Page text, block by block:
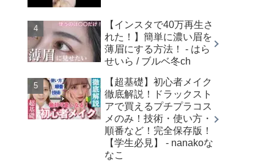
【インスタで40万再生さ
れた！】簡単に濃い眉を
薄眉にする方法！ - はら
せいら / ブルベ冬ch
【超基礎】初心者メイク
徹底解説！ドラックスト
アで買えるプチプラコス
メのみ！技術・使い方・
順番など！完全保存版！
【学生必見】 - nanakoな
なこ